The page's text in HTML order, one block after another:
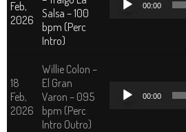
Feb,
2026
Salsa – 100
bpm (Perc
Intro)
00:00
18
Feb,
2026
Willie Colon –
El Gran
Varon – 095
bpm (Perc
Intro Outro)
Reproductor
00:00